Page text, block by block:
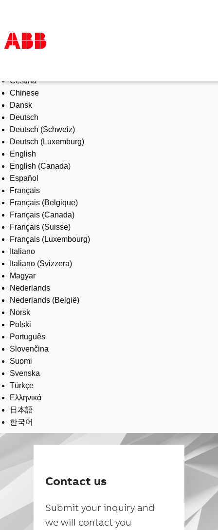
Products & Solutions
Industries
Services
About us
Where to buy
Contact us
Careers
Čeština
Chinese
Dansk
Deutsch
Deutsch (Schweiz)
Deutsch (Luxemburg)
English
English (Canada)
Español
Français
Français (Belgique)
Français (Canada)
Français (Suisse)
Français (Luxembourg)
Italiano
Italiano (Svizzera)
Magyar
Nederlands
Nederlands (België)
Norsk
Polski
Português
Slovenčina
Suomi
Svenska
Türkçe
Ελληνικά
日本語
한국어
Contact us
Submit your inquiry and
we will contact you